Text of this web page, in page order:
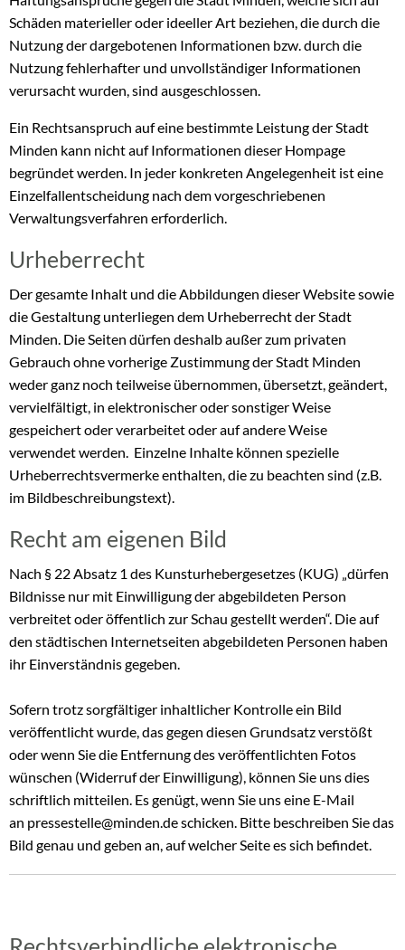
Schäden materieller oder ideeller Art beziehen, die durch die
Nutzung der dargebotenen Informationen bzw. durch die
Nutzung fehlerhafter und unvollständiger Informationen
verursacht wurden, sind ausgeschlossen.
Ein Rechtsanspruch auf eine bestimmte Leistung der Stadt
Minden kann nicht auf Informationen dieser Hompage
begründet werden. In jeder konkreten Angelegenheit ist eine
Einzelfallentscheidung nach dem vorgeschriebenen
Verwaltungsverfahren erforderlich.
Urheberrecht
Der gesamte Inhalt und die Abbildungen dieser Website sowie
die Gestaltung unterliegen dem Urheberrecht der Stadt
Minden. Die Seiten dürfen deshalb außer zum privaten
Gebrauch ohne vorherige Zustimmung der Stadt Minden
weder ganz noch teilweise übernommen, übersetzt, geändert,
vervielfältigt, in elektronischer oder sonstiger Weise
gespeichert oder verarbeitet oder auf andere Weise
verwendet werden. Einzelne Inhalte können spezielle
Urheberrechtsvermerke enthalten, die zu beachten sind (z.B.
im Bildbeschreibungstext).
Recht am eigenen Bild
Nach § 22 Absatz 1 des Kunsturhebergesetzes (KUG) „dürfen
Bildnisse nur mit Einwilligung der abgebildeten Person
verbreitet oder öffentlich zur Schau gestellt werden“. Die auf
den städtischen Internetseiten abgebildeten Personen haben
ihr Einverständnis gegeben.
Sofern trotz sorgfältiger inhaltlicher Kontrolle ein Bild
veröffentlicht wurde, das gegen diesen Grundsatz verstößt
oder wenn Sie die Entfernung des veröffentlichten Fotos
wünschen (Widerruf der Einwilligung), können Sie uns dies
schriftlich mitteilen. Es genügt, wenn Sie uns eine E-Mail
an pressestelle@minden.de schicken. Bitte beschreiben Sie das
Bild genau und geben an, auf welcher Seite es sich befindet.